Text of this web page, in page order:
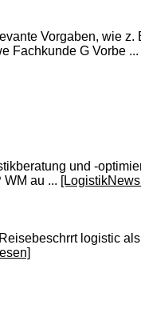
Vorgaben, wie
Fachkunde G Vorbe ...
und -
au ...
logistic